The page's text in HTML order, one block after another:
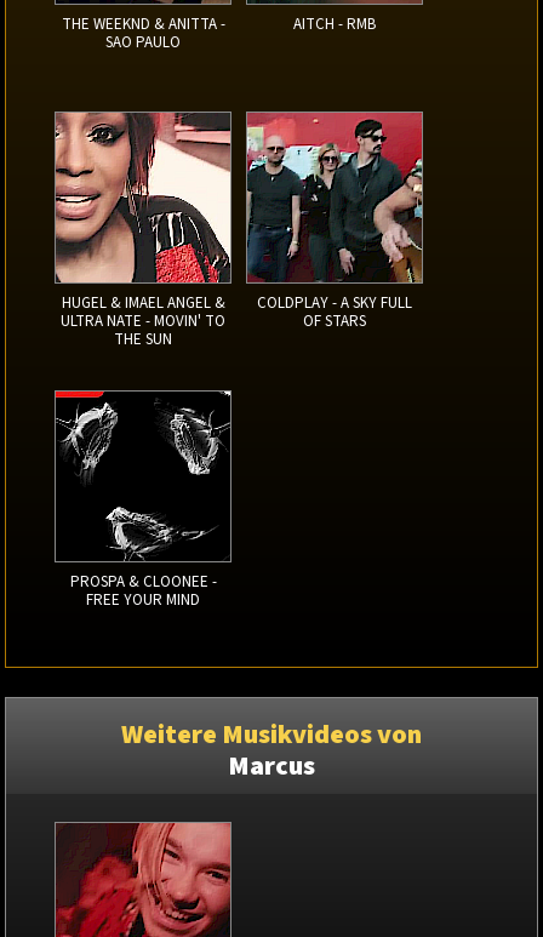
THE WEEKND & ANITTA -
SAO PAULO
AITCH - RMB
HUGEL & IMAEL ANGEL &
ULTRA NATE - MOVIN' TO
THE SUN
COLDPLAY - A SKY FULL
OF STARS
PROSPA & CLOONEE -
FREE YOUR MIND
Weitere Musikvideos von
Marcus